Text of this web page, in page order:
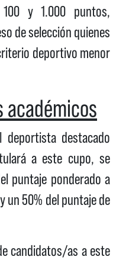
y 1.000 puntos,
de selección quienes
deportivo menor
académicos
destacado
a este cupo, se
puntaje ponderado a
un 50% del puntaje de
as a este